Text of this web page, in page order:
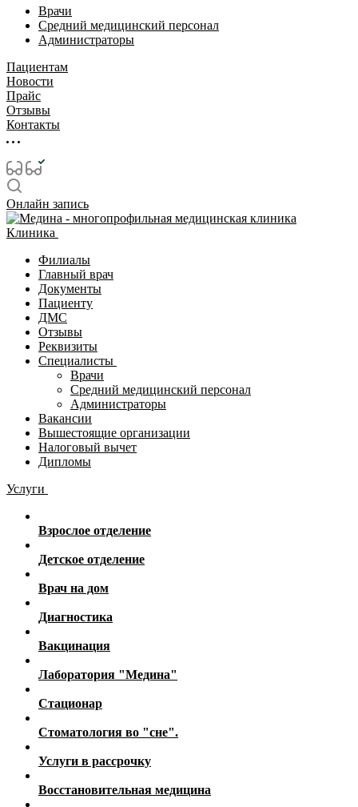
Врачи
Средний медицинский персонал
Администраторы
Пациентам
Новости
Прайс
Отзывы
Контакты
Онлайн запись
Клиника
Филиалы
Главный врач
Документы
Пациенту
ДМС
Отзывы
Реквизиты
Специалисты
Врачи
Средний медицинский персонал
Администраторы
Вакансии
Вышестоящие организации
Налоговый вычет
Дипломы
Услуги
Взрослое отделение
Детское отделение
Врач на дом
Диагностика
Вакцинация
Лаборатория "Медина"
Стационар
Стоматология во "сне".
Услуги в рассрочку
Восстановительная медицина